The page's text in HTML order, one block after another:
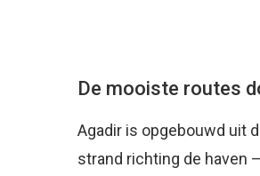
De mooiste routes
Agadir is opgebouwd uit
strand richting de haven